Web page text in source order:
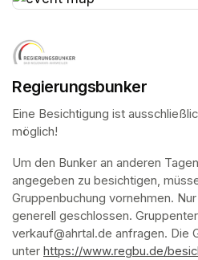
Regierungsbunker
Eine Besichtigung ist
möglich!
Um den Bunker an anderen
angegeben zu besichtigen,
Gruppenbuchung vornehmen.
generell geschlossen.
verkauf@ahrtal.de anfragen. Die
unter https://www.regbu.de/